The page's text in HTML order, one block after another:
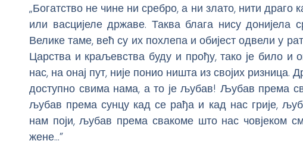
„Богатство не чине ни сребро, а ни злато, нити драго
или васцијеле државе. Таква блага нису донијела
Велике таме, већ су их похлепа и обијест одвели у
Царства и краљевства буду и прођу, тако је било и
нас, на онај пут, није понио ништа из својих ризница.
доступно свима нама, а то је љубав! Љубав према
љубав према сунцу кад се рађа и кад нас грије,
нам поји, љубав према свакоме што нас човјеком
жене…”